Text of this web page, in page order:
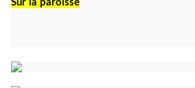
Sur la paroisse